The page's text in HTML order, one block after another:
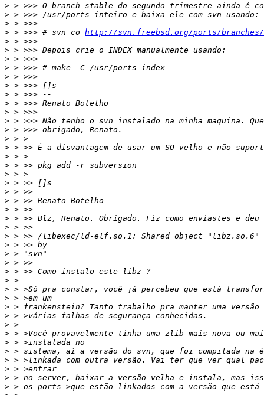
>
>
>
> > >>> # svn co http://svn.freebsd.org/ports/branches/
>
>
>
>
>
>
>
>
>
>
>
>
>
>
>
>
>
>
>
>
>
>
>
>
>
>
>
>
>
>
>
>
>
>
>
>
>
>
>
>